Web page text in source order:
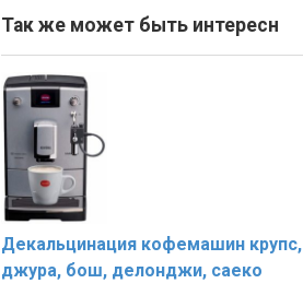
Так же может быть интересн
Декальцинация кофемашин крупс,
джура, бош, делонджи, саеко